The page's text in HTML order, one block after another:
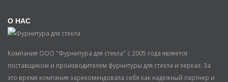
О НАС
Компания ООО "Фурнитура для стекла" с 2005 года является
поставщиком и производителем фурнитуры для стекла и зеркал. За
это время компания зарекомендовала себя как надежный партнер и